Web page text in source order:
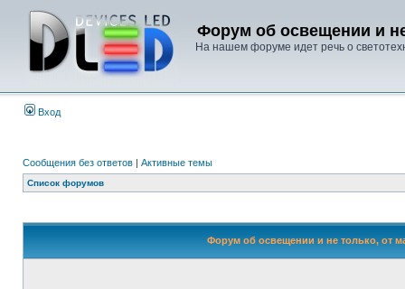
Форум об освещении и
На нашем форуме идет речь о
Вход
Сообщения без ответов | Активные темы
Список форумов
Форум об освещении и не только, от